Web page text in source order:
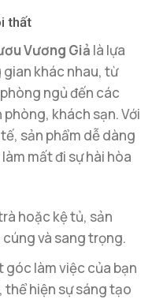
thất
Vương Giả là lựa
khác nhau, từ
ngủ đến các
khách sạn. Với
sản phẩm dễ dàng
mất đi sự hài hòa
hoặc kệ tủ, sản
và sang trọng.
góc làm việc của bạn
thể hiện sự sáng tạo